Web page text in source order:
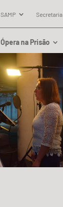
SAMP Secretaria
Ópera na Prisão